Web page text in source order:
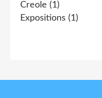
Creole (1)
Expositions (1)